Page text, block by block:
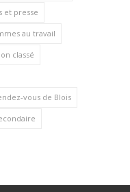
et presse
au travail
classé
vous de Blois